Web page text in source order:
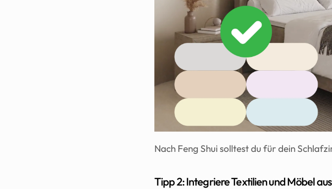
Nach Feng Shui solltest du für dein
Tipp 2: Integriere Textilien und Möbel aus